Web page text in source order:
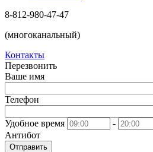
8-812-980-47-47
(многоканальный)
Контакты
Перезвонить
Ваше имя
Телефон
Удобное время
-
Антибот
Отправить